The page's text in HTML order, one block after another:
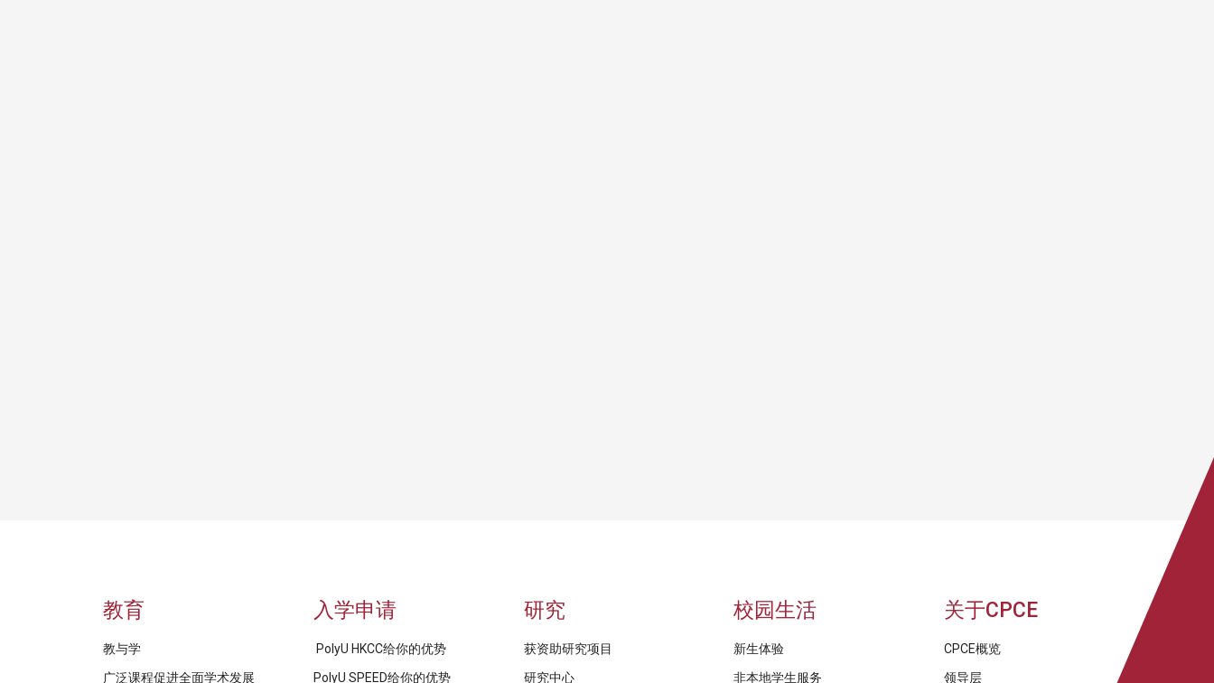
教育
教与学
广泛课程促进全面学术发展
入学申请
PolyU HKCC给你的优势
PolyU SPEED给你的优势
研究
获资助研究项目
研究中心
校园生活
新生体验
非本地学生服务
关于CPCE
CPCE概览
领导层